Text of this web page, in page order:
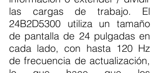
las cargas de trabajo. El
24B2D5300 utiliza un tamaño
de pantalla de 24 pulgadas en
cada lado, con hasta 120 Hz
de frecuencia de actualización,